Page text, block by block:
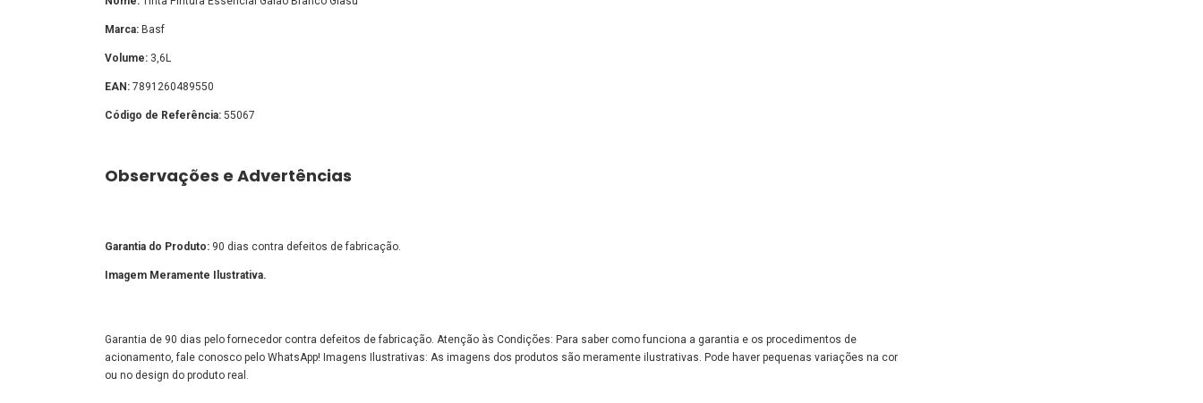
Marca: Basf
Volume: 3,6L
EAN: 7891260489550
Código de Referência: 55067
Observações e Advertências
Garantia do Produto: 90 dias contra defeitos de fabricação.
Imagem Meramente Ilustrativa.
Garantia de 90 dias pelo fornecedor contra defeitos de fabricação. Atenção às Condições: Para saber como funciona a garantia e os procedimentos de
acionamento, fale conosco pelo WhatsApp! Imagens Ilustrativas: As imagens dos produtos são meramente ilustrativas. Pode haver pequenas variações na cor
ou no design do produto real.